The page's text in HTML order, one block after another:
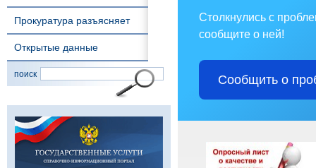
Прокуратура разъясняет
Открытые данные
поиск
Столкнулись с
сообщите о ней!
Сообщить о